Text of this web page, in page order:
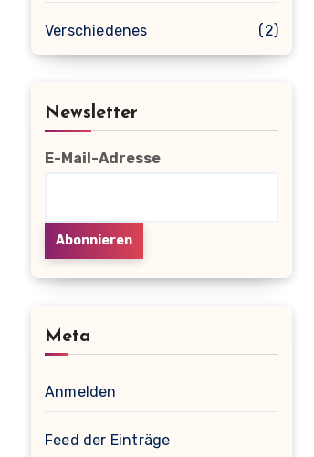
Verschiedenes (2)
Newsletter
E-Mail-Adresse
Meta
Anmelden
Feed der Einträge